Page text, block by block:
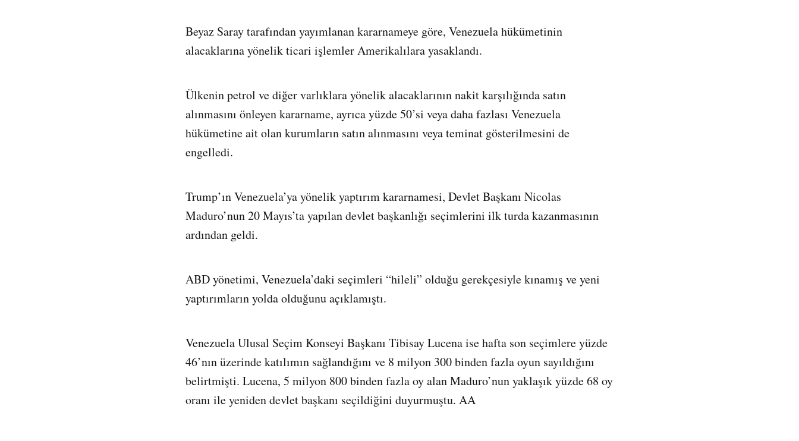
Beyaz Saray tarafından yayımlanan kararnameye göre, Venezuela hükümetinin
alacaklarına yönelik ticari işlemler Amerikalılara yasaklandı.
Ülkenin petrol ve diğer varlıklara yönelik alacaklarının nakit karşılığında satın
alınmasını önleyen kararname, ayrıca yüzde 50’si veya daha fazlası Venezuela
hükümetine ait olan kurumların satın alınmasını veya teminat gösterilmesini de
engelledi.
Trump’ın Venezuela’ya yönelik yaptırım kararnamesi, Devlet Başkanı Nicolas
Maduro’nun 20 Mayıs’ta yapılan devlet başkanlığı seçimlerini ilk turda kazanmasının
ardından geldi.
ABD yönetimi, Venezuela’daki seçimleri “hileli” olduğu gerekçesiyle kınamış ve yeni
yaptırımların yolda olduğunu açıklamıştı.
Venezuela Ulusal Seçim Konseyi Başkanı Tibisay Lucena ise hafta son seçimlere yüzde
46’nın üzerinde katılımın sağlandığını ve 8 milyon 300 binden fazla oyun sayıldığını
belirtmişti. Lucena, 5 milyon 800 binden fazla oy alan Maduro’nun yaklaşık yüzde 68 oy
oranı ile yeniden devlet başkanı seçildiğini duyurmuştu. AA